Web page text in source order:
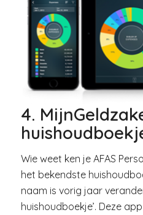
4.
Wie weet ken je AFAS
het bekendste
naam is vorig jaar
huishoudboekje’. Deze